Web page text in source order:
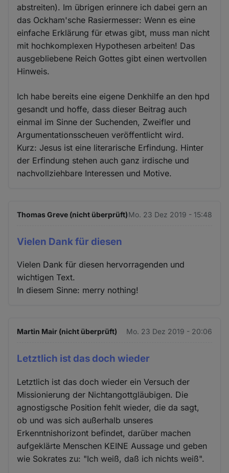
abstreiten). Im übrigen erinnere ich dabei gern an
das Ockham'sche Rasiermesser: Wenn es eine
einfache Erklärung für etwas gibt, muss man nicht
mit hochkomplexen Hypothesen arbeiten! Das
ausgebliebene Reich Gottes gibt einen wertvollen
Hinweis.
Ich habe bereits eine eigene Denkhilfe an den hpd
gesandt und hoffe, dass dieser Beitrag auch
einmal im Sinne der Suchenden, Zweifler und
Argumentationsscheuen veröffentlicht wird.
Kurz: Jesus ist eine literarische Erfindung. Hinter
der Erfindung stehen auch ganz irdische und
nachvollziehbare Interessen und Motive.
Thomas Greve (nicht überprüft)Mo. 23 Dez 2019 - 15:48
Vielen Dank für diesen
Vielen Dank für diesen hervorragenden und
wichtigen Text.
In diesem Sinne: merry nothing!
Martin Mair (nicht überprüft) Mo. 23 Dez 2019 - 20:06
Letztlich ist das doch wieder
Letztlich ist das doch wieder ein Versuch der
Missionierung der Nichtangottgläubigen. Die
agnostigsche Position fehlt wieder, die da sagt,
ob und was sich außerhalb unseres
Erkenntnishorizont befindet, darüber machen
aufgeklärte Menschen KEINE Aussage und geben
wie Sokrates zu: "Ich weiß, daß ich nichts weiß".